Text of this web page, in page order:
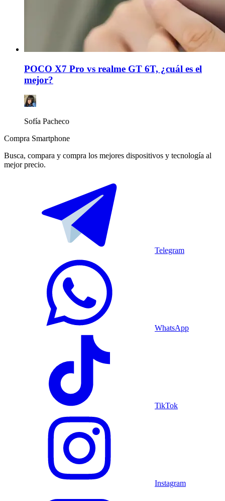
POCO X7 Pro vs realme GT 6T, ¿cuál es el
mejor?
Sofía Pacheco
Compra Smartphone
Busca, compara y compra los mejores dispositivos y tecnología al
mejor precio.
Telegram
WhatsApp
TikTok
Instagram